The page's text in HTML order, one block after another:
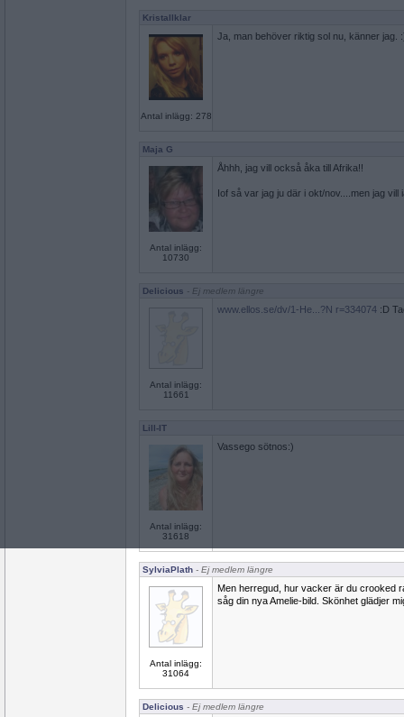
Kristallklar
Antal inlägg: 278
Ja, man behöver riktig sol nu, känner jag.
Maja G
Antal inlägg:
10730
Åhhh, jag vill också åka till Afrika!!
Iof så var jag ju där i okt/nov....men jag vill
Delicious - Ej medlem längre
Antal inlägg:
11661
www.ellos.se/dv/1-He...?N r=334074 :D
Lill-IT
Antal inlägg:
31618
Vassego sötnos:)
SylviaPlath - Ej medlem längre
Antal inlägg:
31064
Men herregud, hur vacker är du crooked
såg din nya Amelie-bild. Skönhet glädjer
Delicious - Ej medlem längre